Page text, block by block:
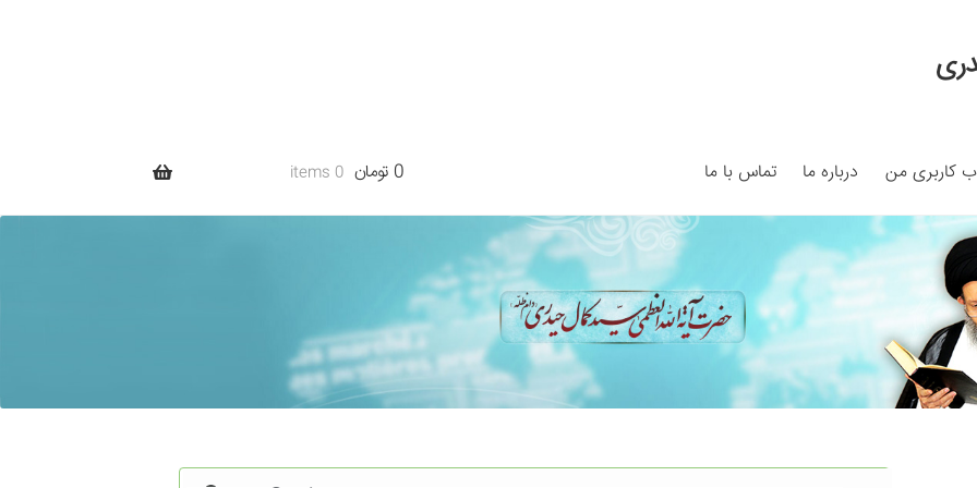
کاربری من درباره ما تماس با ما
My
Search Results
Shop برگه نمونه برگه نمونه بلاگ پرداخت
سبد خرید قوانین و مقررات
0 تومان 0 items